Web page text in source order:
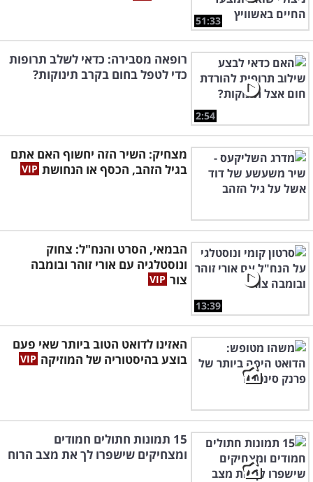
51:33
2:54
רופאה מסבירה: כדאי לשלב תרופות
כדי לטפל בחום בקרב תינוקות?
מצחיק: השיר הזה יחשוף האם אתם
בגיל הזהב, הכסף או הנחושת
13:39
הבמאי, הסרט והנח"ל: צחוק
ונוסטלגיה עם אורי זוהר ובומבה
צור
האזינו לדואט הטוב ביותר שאי פעם
בוצע בהיסטוריה של המוזיקה
15 תמונות חתולים חמודים
ומצחיקים שישפרו לך את מצב הרוח